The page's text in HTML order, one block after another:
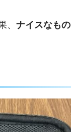
、 ナイスなもの